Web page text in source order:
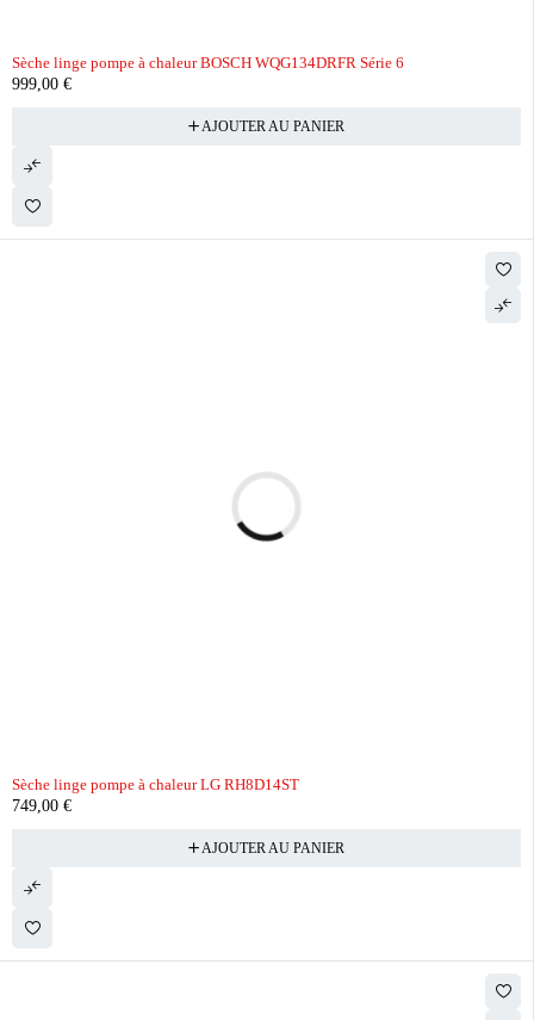
Sèche linge pompe à chaleur BOSCH WQG134DRFR Série 6
999,00 €
AJOUTER AU PANIER
Sèche linge pompe à chaleur LG RH8D14ST
749,00 €
AJOUTER AU PANIER